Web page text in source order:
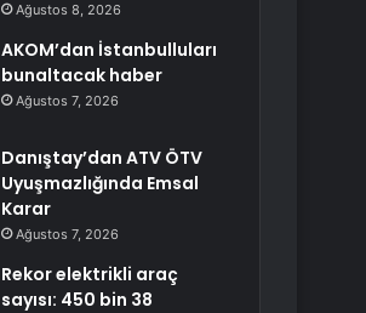
Ağustos 8, 2026
AKOM’dan İstanbulluları
bunaltacak haber
Ağustos 7, 2026
Danıştay’dan ATV ÖTV
Uyuşmazlığında Emsal
Karar
Ağustos 7, 2026
Rekor elektrikli araç
sayısı: 450 bin 38